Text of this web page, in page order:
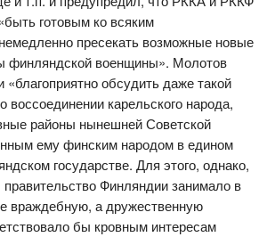
готовым ко всяким
пресекать возможные новые
финляндской военщины». Молотов
«благоприятно обсудить даже такой
воссоединении карельского народа,
районы нынешней Советской
ему финским народом в едином
государстве. Для этого, однако,
Финляндии занимало в
враждебную, а дружественную
бы кровным интересам